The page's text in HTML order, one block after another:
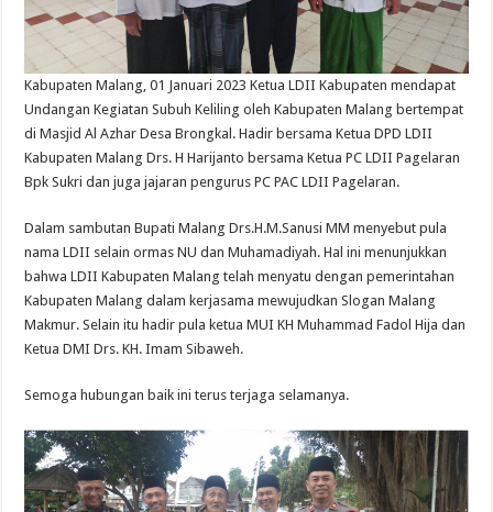
Kabupaten Malang, 01 Januari 2023 Ketua LDII Kabupaten mendapat
Undangan Kegiatan Subuh Keliling oleh Kabupaten Malang bertempat
di Masjid Al Azhar Desa Brongkal. Hadir bersama Ketua DPD LDII
Kabupaten Malang Drs. H Harijanto bersama Ketua PC LDII Pagelaran
Bpk Sukri dan juga jajaran pengurus PC PAC LDII Pagelaran.
Dalam sambutan Bupati Malang Drs.H.M.Sanusi MM menyebut pula
nama LDII selain ormas NU dan Muhamadiyah. Hal ini menunjukkan
bahwa LDII Kabupaten Malang telah menyatu dengan pemerintahan
Kabupaten Malang dalam kerjasama mewujudkan Slogan Malang
Makmur. Selain itu hadir pula ketua MUI KH Muhammad Fadol Hija dan
Ketua DMI Drs. KH. Imam Sibaweh.
Semoga hubungan baik ini terus terjaga selamanya.